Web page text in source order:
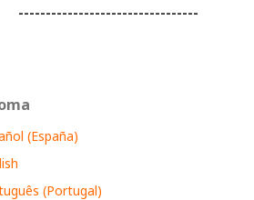
---------------------------------
(España)
(Portugal)